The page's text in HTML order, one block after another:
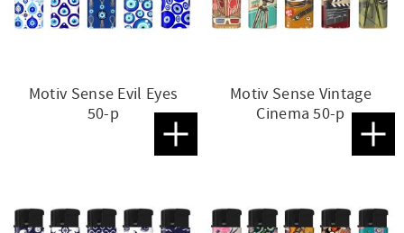
Motiv Sense Evil Eyes
50-p
Lägg till i favoriter
Motiv Sense Vintage
Cinema 50-p